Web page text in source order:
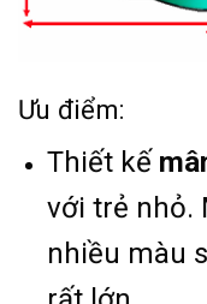
Ưu điểm:
Thiết kế
với trẻ nhỏ.
nhiều màu